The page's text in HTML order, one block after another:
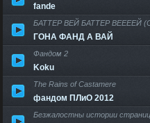
fande
БАТТЕР ВЕЙ БАТТЕР ВЕЕЕЕЙ
ГОНА ФАНД А ВАЙ
Фандом 2
Koku
The Rains of Castamere
фандом ПЛиО 2012
Безжалостны истории